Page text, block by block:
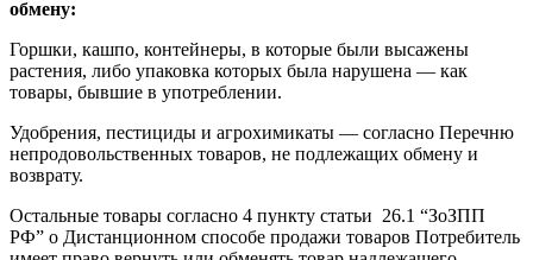
обмену:
Горшки, кашпо, контейнеры, в которые были высажены
растения, либо упаковка которых была нарушена — как
товары, бывшие в употреблении.
Удобрения, пестициды и агрохимикаты — согласно Перечню
непродовольственных товаров, не подлежащих обмену и
возврату.
Остальные товары согласно 4 пункту статьи 26.1 “ЗоЗПП
РФ” о Дистанционном способе продажи товаров Потребитель